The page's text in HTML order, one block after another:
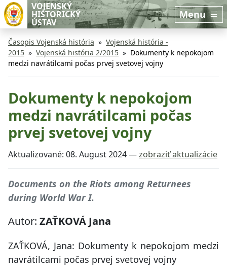
Preskočiť na hlavný obsah
Preskočiť na bočnú lištu
VOJENSKÝ
HISTORICKÝ
ÚSTAV
Menu
Časopis Vojenská história
Vojenská história -
2015
Vojenská história 2/2015
Dokumenty k nepokojom
medzi navrátilcami počas prvej svetovej vojny
Dokumenty k nepokojom
medzi navrátilcami počas
prvej svetovej vojny
Aktualizované: 08. August 2024—zobraziť aktualizácie
Documents on the Riots among Returnees
during World War I.
Autor: ZAŤKOVÁ Jana
ZAŤKOVÁ, Jana: Dokumenty k nepokojom medzi
navrátilcami počas prvej svetovej vojny